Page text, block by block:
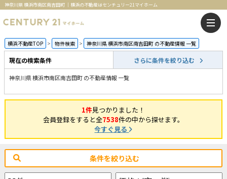
神奈川県 横浜市南区南吉田町 ｜横浜の不動産はセンチュリー21マイホーム
横浜不動産TOP 物件検索 神奈川県 横浜市南区南吉田町 の不動産情報 一覧
現在の検索条件 さらに条件を絞り込む
神奈川県 横浜市南区南吉田町 の不動産情報 一覧
1件見つかりました！
会員登録をすると全7538件の中から探せます。
今すぐ見る
条件を絞り込む